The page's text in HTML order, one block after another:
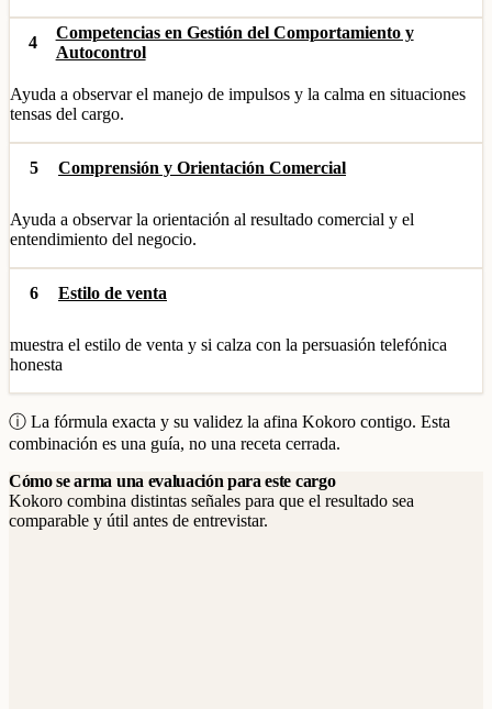
4
Competencias en Gestión del Comportamiento y
Autocontrol
Ayuda a observar el manejo de impulsos y la calma en situaciones
tensas del cargo.
5 Comprensión y Orientación Comercial
Ayuda a observar la orientación al resultado comercial y el
entendimiento del negocio.
6 Estilo de venta
muestra el estilo de venta y si calza con la persuasión telefónica
honesta
ⓘ La fórmula exacta y su validez la afina Kokoro contigo. Esta
combinación es una guía, no una receta cerrada.
Cómo se arma una evaluación para este cargo
Kokoro combina distintas señales para que el resultado sea
comparable y útil antes de entrevistar.